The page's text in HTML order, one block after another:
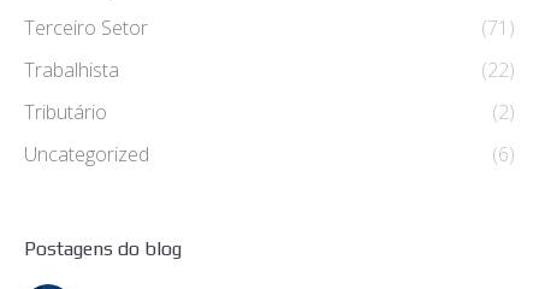
Terceiro Setor
(71)
Trabalhista
(22)
Tributário
(2)
Uncategorized
(6)
Postagens do blog